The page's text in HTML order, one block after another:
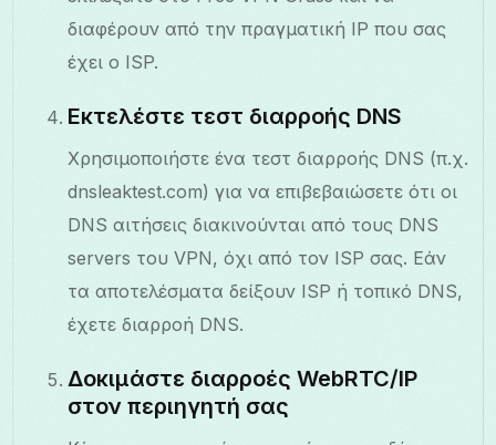
διαφέρουν από την πραγματική IP που σας
έχει ο ISP.
Εκτελέστε τεστ διαρροής DNS
Χρησιμοποιήστε ένα τεστ διαρροής DNS (π.χ.
dnsleaktest.com) για να επιβεβαιώσετε ότι οι
DNS αιτήσεις διακινούνται από τους DNS
servers του VPN, όχι από τον ISP σας. Εάν
τα αποτελέσματα δείξουν ISP ή τοπικό DNS,
έχετε διαρροή DNS.
Δοκιμάστε διαρροές WebRTC/IP
στον περιηγητή σας